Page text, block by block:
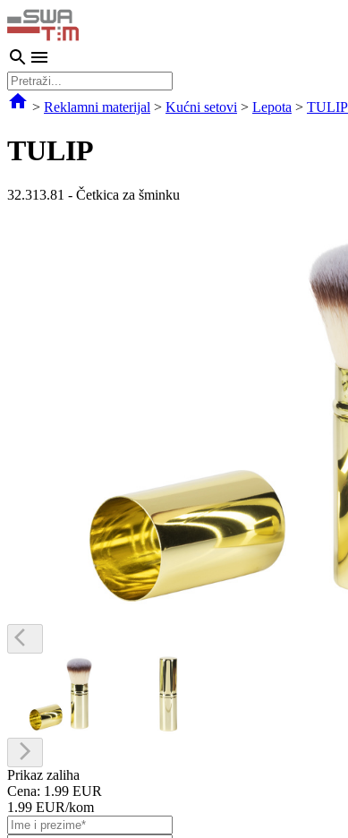
> Reklamni materijal > Kućni setovi > Lepota > TULIP
TULIP
32.313.81 - Četkica za šminku
Prikaz zaliha
Cena: 1.99 EUR
1.99 EUR/kom